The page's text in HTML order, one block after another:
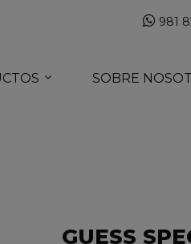
981
SOBRE
GUESS